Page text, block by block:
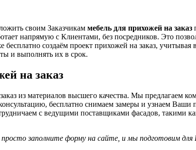
своим Заказчикам мебель для прихожей на заказ
напрямую с Клиентами, без посредников. Это
создаём проект прихожей на заказ,
и выполнять их в срок.
на заказ
из материалов высшего качества. Мы предлагаем
бесплатно снимаем замеры и узнаем
с ведущими поставщиками фасадов, такими
просто заполните форму на сайте, и мы подготовим